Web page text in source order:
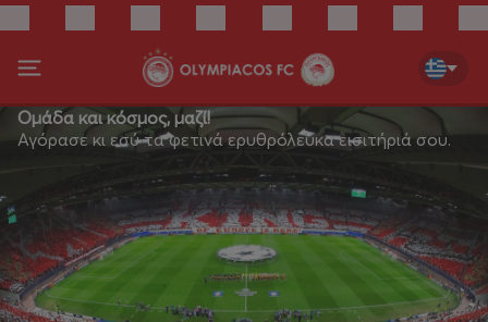
Ομάδα και κόσμος, μαζί!
Αγόρασε κι εσύ τα φετινά ερυθρόλευκα εισιτήριά σου.